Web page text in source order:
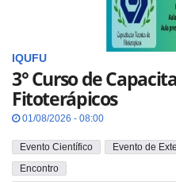
IQUFU
3° Curso de
Fitoterápicos
01/08/2026 - 08:00
Evento Científico
Evento de
Encontro